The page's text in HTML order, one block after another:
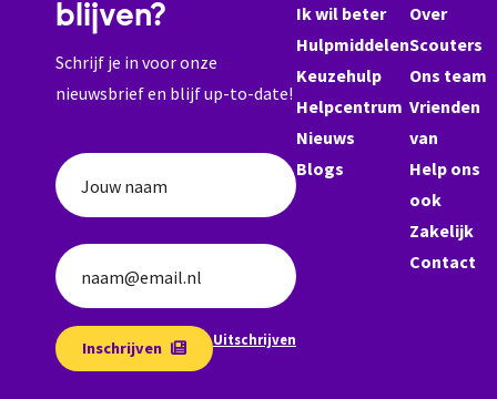
blijven?
Schrijf je in voor onze
nieuwsbrief en blijf up-to-date!
Jouw naam
naam@email.nl
Inschrijven Uitschrijven
Ik wil beter
Hulpmiddelen
Keuzehulp
Helpcentrum
Nieuws
Blogs
Over
Scouters
Ons team
Vrienden
van
Help ons
ook
Zakelijk
Contact